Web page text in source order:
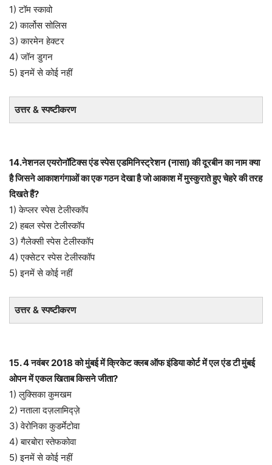
1) टॉम स्कावो
2) कार्लोस सोलिस
3) कारमेन हेक्टर
4) जॉन डुगन
5) इनमें से कोई नहीं
उत्तर & स्पष्टीकरण
14.नेशनल एयरोनॉटिक्स एंड स्पेस एडमिनिस्ट्रेशन (नासा) की दूरबीन का नाम क्या
है जिसने आकाशगंगाओं का एक गठन देखा है जो आकाश में मुस्कुराते हुए चेहरे की तरह
दिखते हैं?
1) केप्लर स्पेस टेलीस्कॉप
2) हबल स्पेस टेलीस्कॉप
3) गैलेक्सी स्पेस टेलीस्कॉप
4) एक्सेटर स्पेस टेलीस्कॉप
5) इनमें से कोई नहीं
उत्तर & स्पष्टीकरण
15. 4 नवंबर 2018 को मुंबई में क्रिकेट क्लब ऑफ इंडिया कोर्ट में एल एंड टी मुंबई
ओपन में एकल खिताब किसने जीता?
1) लुक्सिका कुमखम
2) नताला दज़लामिद्ज़े
3) वेरोनिका कुडर्मेटोवा
4) बारबोरा स्तेफकोवा
5) इनमें से कोई नहीं